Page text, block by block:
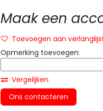
Maak een
Toevoegen aan
Opmerking toevoegen:
Vergelijken
Ons contacteren